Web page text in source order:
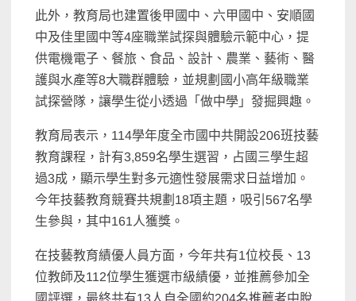
此外，教育局也建置後甲國中、六甲國中、安順國
中及佳里國中等4座職業試探與體驗示範中心，提
供電機電子、餐旅、食品、設計、農業、藝術、醫
護與水產等8大職群體驗，並規劃國小高年級職業
試探營隊，讓學生從小透過「做中學」發掘興趣。
教育局表示，114學年度全市國中共開設206班技藝
教育課程，計有3,859名學生選習，占國三學生超
過3成，顯示學生對多元適性發展需求日益增加。
今年技藝教育競賽共規劃18項主題，吸引567名學
生參與，其中161人獲獎。
在技藝教育績優人員方面，今年共有1位校長、13
位教師及112位學生獲選市級績優，並推薦參加全
國評選，最終共有13人自全國約204名推薦者中脫